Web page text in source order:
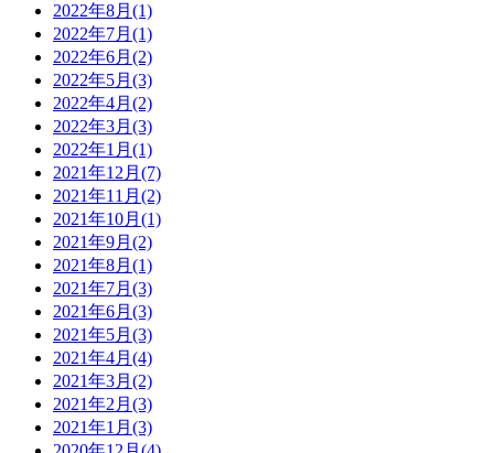
2022年8月(1)
2022年7月(1)
2022年6月(2)
2022年5月(3)
2022年4月(2)
2022年3月(3)
2022年1月(1)
2021年12月(7)
2021年11月(2)
2021年10月(1)
2021年9月(2)
2021年8月(1)
2021年7月(3)
2021年6月(3)
2021年5月(3)
2021年4月(4)
2021年3月(2)
2021年2月(3)
2021年1月(3)